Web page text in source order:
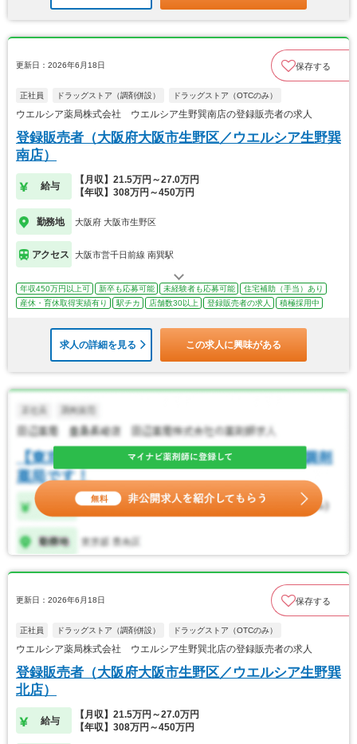
更新日：2026年6月18日 保存する
正社員 ドラッグストア（調剤併設） ドラッグストア（OTCのみ）
ウエルシア薬局株式会社 ウエルシア生野巽南店の登録販売者の求人
登録販売者（大阪府大阪市生野区／ウエルシア生野巽
南店）
給与
【月収】21.5万円～27.0万円
【年収】308万円～450万円
勤務地 大阪府 大阪市生野区
アクセス 大阪市営千日前線 南巽駅
年収450万円以上可 新卒も応募可能 未経験者も応募可能
住宅補助（手当）あり
産休・育休取得実績有り
駅チカ 店舗数30以上 登録販売者の求人 積極採用中
求人の詳細を見る この求人に興味がある
更新日：2026年6月18日 保存する
正社員 ドラッグストア（調剤併設） ドラッグストア（OTCのみ）
ウエルシア薬局株式会社 ウエルシア生野巽北店の登録販売者の求人
登録販売者（大阪府大阪市生野区／ウエルシア生野巽
北店）
給与
【月収】21.5万円～27.0万円
【年収】308万円～450万円